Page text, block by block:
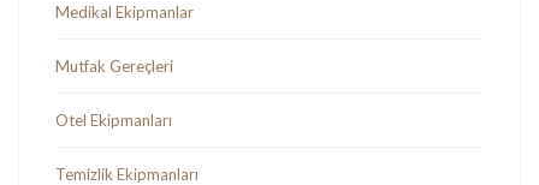
Medikal Ekipmanlar
Mutfak Gereçleri
Otel Ekipmanları
Temizlik Ekipmanları